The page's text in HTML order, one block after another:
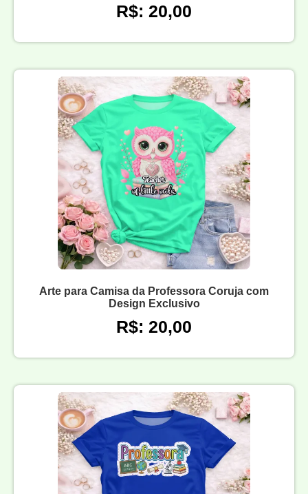
R$: 20,00
Arte para Camisa da Professora Coruja com
Design Exclusivo
R$: 20,00